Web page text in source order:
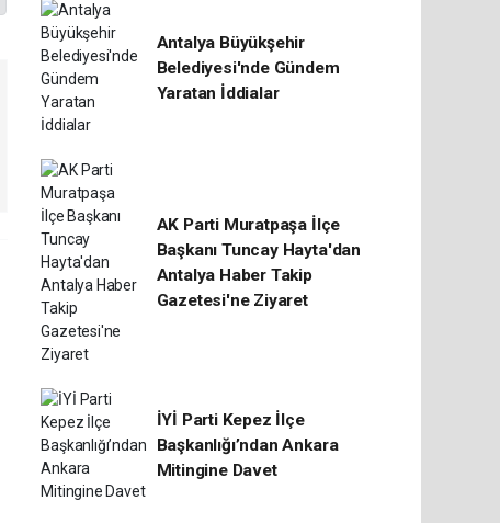
Antalya Büyükşehir
Belediyesi'nde Gündem
Yaratan İddialar
AK Parti Muratpaşa İlçe
Başkanı Tuncay Hayta'dan
Antalya Haber Takip
Gazetesi'ne Ziyaret
İYİ Parti Kepez İlçe
Başkanlığı’ndan Ankara
Mitingine Davet